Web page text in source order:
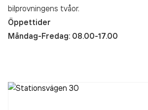
bilprovningens tvåor.
Öppettider
Måndag-Fredag: 08.00-17.00